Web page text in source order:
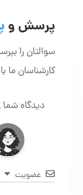
پرسش و
سوالتان را
کارشناسان ما
دیدگاه
عضویت